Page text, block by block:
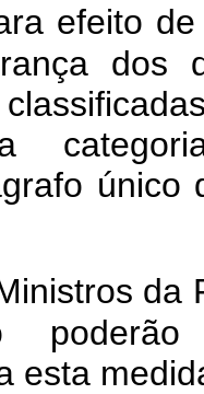
efeito
dos
da
esta